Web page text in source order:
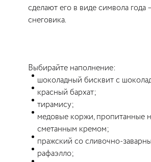
сделают его в виде символа года
снеговика.
Выбирайте наполнение:
шоколадный бисквит с
красный бархат;
тирамису;
медовые коржи, пропитанные
сметанным кремом;
пражский со сливочно-
рафаэлло;